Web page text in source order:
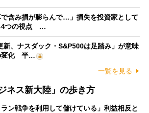
で含み損が膨らんで…」損失を投資家として
4つの視点 …
新、ナスダック・S&P500は足踏み」が意味
変化 半…
一覧を見る
ネス新大陸」の歩き方
ラン戦争を利用して儲けている」利益相反と